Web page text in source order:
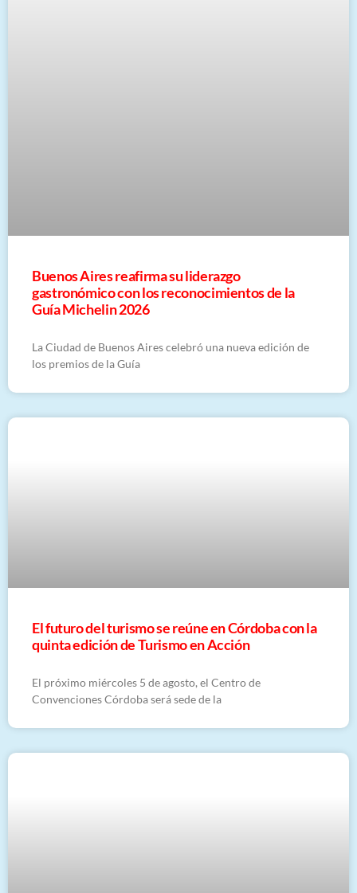
Buenos Aires reafirma su liderazgo
gastronómico con los reconocimientos de la
Guía Michelin 2026
La Ciudad de Buenos Aires celebró una nueva edición de
los premios de la Guía
El futuro del turismo se reúne en Córdoba con la
quinta edición de Turismo en Acción
El próximo miércoles 5 de agosto, el Centro de
Convenciones Córdoba será sede de la